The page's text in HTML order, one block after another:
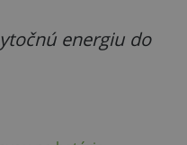
energiu do